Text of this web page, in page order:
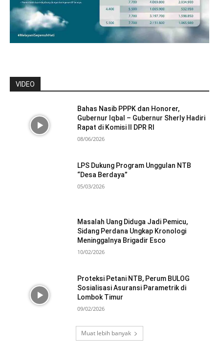
VIDEO
Bahas Nasib PPPK dan Honorer,
Gubernur Iqbal – Gubernur Sherly Hadiri
Rapat di Komisi II DPR RI
08/06/2026
LPS Dukung Program Unggulan NTB
“Desa Berdaya”
05/03/2026
Masalah Uang Diduga Jadi Pemicu,
Sidang Perdana Ungkap Kronologi
Meninggalnya Brigadir Esco
10/02/2026
Proteksi Petani NTB, Perum BULOG
Sosialisasi Asuransi Parametrik di
Lombok Timur
09/02/2026
Muat lebih banyak